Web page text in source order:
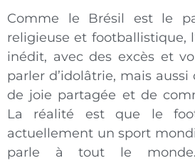
Comme le Brésil est le
religieuse et footballistique,
inédit, avec des excès et
parler d’idolâtrie, mais
de joie partagée et de
La réalité est que le
actuellement un sport
parle à tout le